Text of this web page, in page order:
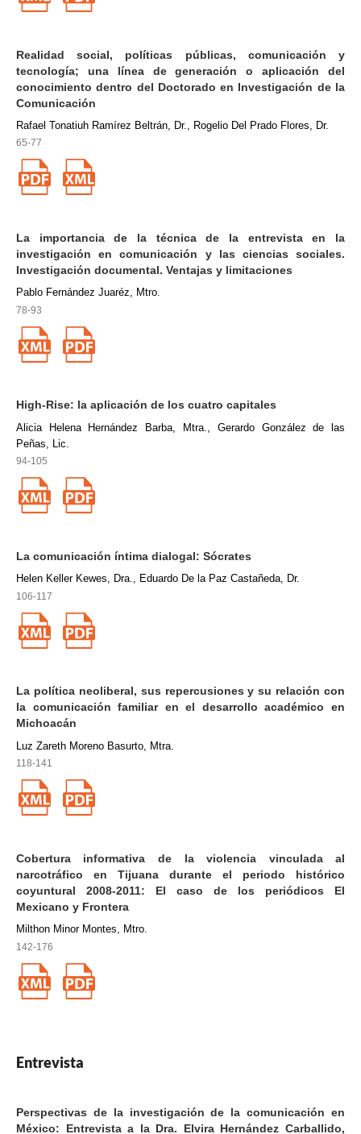
Realidad social, políticas públicas, comunicación y
tecnología; una línea de generación o aplicación del
conocimiento dentro del Doctorado en Investigación de la
Comunicación
Rafael Tonatiuh Ramírez Beltrán, Dr., Rogelio Del Prado Flores, Dr.
65-77
La importancia de la técnica de la entrevista en la
investigación en comunicación y las ciencias sociales.
Investigación documental. Ventajas y limitaciones
Pablo Fernández Juaréz, Mtro.
78-93
High-Rise: la aplicación de los cuatro capitales
Alicia Helena Hernández Barba, Mtra., Gerardo González de las
Peñas, Lic.
94-105
La comunicación íntima dialogal: Sócrates
Helen Keller Kewes, Dra., Eduardo De la Paz Castañeda, Dr.
106-117
La política neoliberal, sus repercusiones y su relación con
la comunicación familiar en el desarrollo académico en
Michoacán
Luz Zareth Moreno Basurto, Mtra.
118-141
Cobertura informativa de la violencia vinculada al
narcotráfico en Tijuana durante el periodo histórico
coyuntural 2008-2011: El caso de los periódicos El
Mexicano y Frontera
Milthon Minor Montes, Mtro.
142-176
Entrevista
Perspectivas de la investigación de la comunicación en
México: Entrevista a la Dra. Elvira Hernández Carballido,